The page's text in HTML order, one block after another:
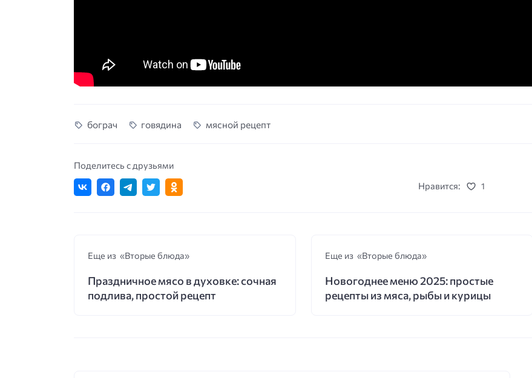
бограч говядина мясной рецепт
Поделитесь с друзьями
Нравится:
1
Еще из «Вторые блюда»
Праздничное мясо в духовке: сочная
подлива, простой рецепт
Еще из «Вторые блюда»
Новогоднее меню 2025: простые
рецепты из мяса, рыбы и курицы